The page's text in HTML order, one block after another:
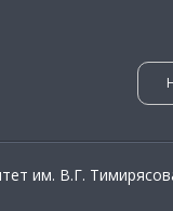
им. В.Г.